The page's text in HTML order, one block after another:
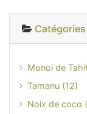
Catégories
Monoi de
Tamanu (12)
Noix de coco